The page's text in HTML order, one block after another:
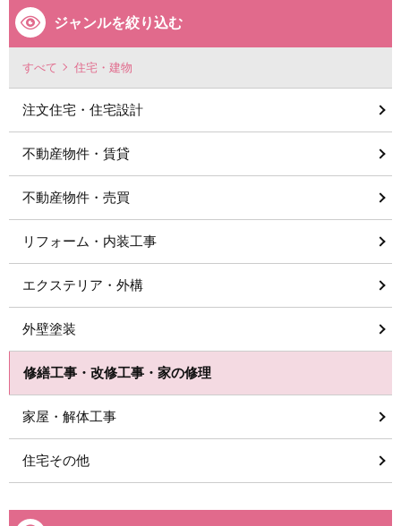
ジャンルを絞り込む
すべて 住宅・建物
注文住宅・住宅設計
不動産物件・賃貸
不動産物件・売買
リフォーム・内装工事
エクステリア・外構
外壁塗装
修繕工事・改修工事・家の修理
家屋・解体工事
住宅その他